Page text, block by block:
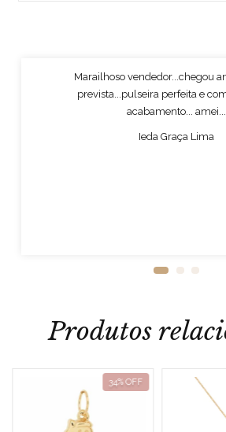
Marailhoso vendedor...chegou
prevista...pulseira perfeita e
acabamento... amei...
Ieda Graça Lima
Produtos
34% OFF